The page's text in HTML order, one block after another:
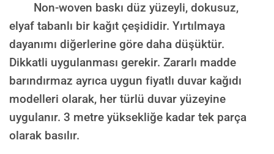
Non-woven baskı düz yüzeyli, dokusuz,
elyaf tabanlı bir kağıt çeşididir. Yırtılmaya
dayanımı diğerlerine göre daha düşüktür.
Dikkatli uygulanması gerekir. Zararlı madde
barındırmaz ayrıca uygun fiyatlı duvar kağıdı
modelleri olarak, her türlü duvar yüzeyine
uygulanır. 3 metre yüksekliğe kadar tek parça
olarak basılır.